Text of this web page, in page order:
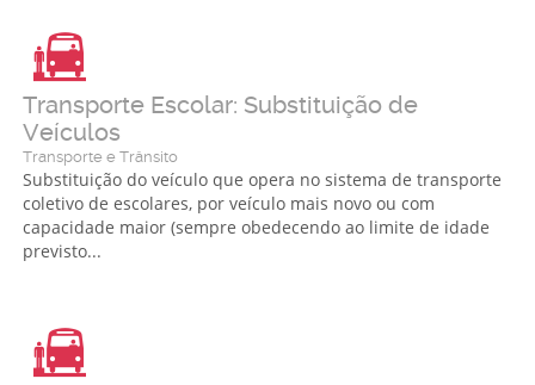
Transporte Escolar: Substituição de
Veículos
Transporte e Trânsito
Substituição do veículo que opera no sistema de transporte
coletivo de escolares, por veículo mais novo ou com
capacidade maior (sempre obedecendo ao limite de idade
previsto...